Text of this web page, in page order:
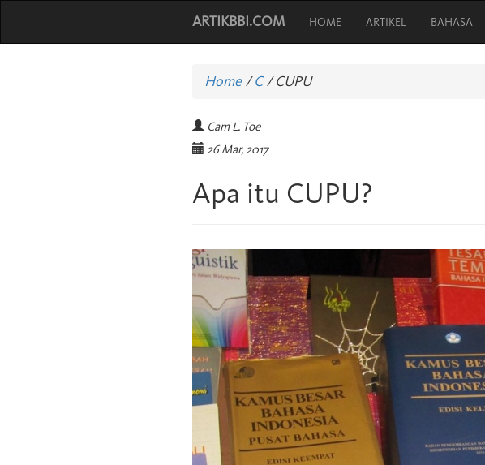
ARTIKBBI.COM HOME ARTIKEL BAHASA
Home/C /CUPU
Cam L. Toe
26 Mar, 2017
Apa itu CUPU?